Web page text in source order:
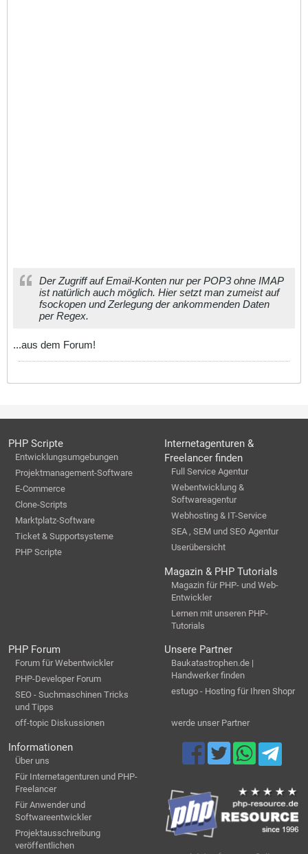
Der Zugriff auf Email-Konten nur per POP3 ohne IMAP
ist natürlich auch möglich. Hier setzt man zumeist auf
fsockopen und Zerlegung der ankommenden Daten
per Regex.
...aus dem Forum!
PHP Scripte
Entwicklungsumgebungen
Projektmanagement-Software
E-Commerce
Clone-Scripts
Marktplatz-Software
Ticket & Supportsysteme
PHP Scripte
Internetagenturen &
Freelancer finden
Full Service Agentur
Webentwicklung &
Softwareagentur
Webhosting & IT-Service
SEA , SEM und SEO Agentur
Userübersicht
Magazin & PHP Tutorials
Magazin für PHP- und Web-
Entwickler
Lernen mit unseren PHP-
Tutorials
PHP Forum
Forum für Webentwickler
PHP-Developer Forum
SEO - Suchmaschinen Tricks
und Tipps
off-topic Diskussionen
Unsere Partner
Baukatastrophen.de |
Handwerker finden
estugo - Hosting für Ihren Shopr
werde unser Partner
Informationen
Über uns
Für Internetagenturen und PHP-
Freelancer
Für Anwender und
Softwareentwickler
Projektausschreibung
veröffentlichen